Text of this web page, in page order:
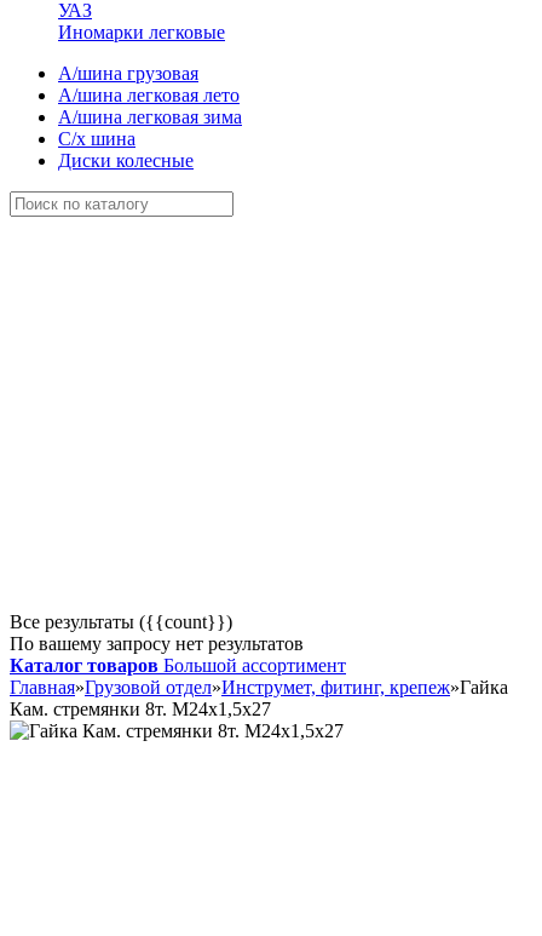
УАЗ
Иномарки легковые
А/шина грузовая
А/шина легковая лето
А/шина легковая зима
С/х шина
Диски колесные
Все результаты ({{count}})
По вашему запросу нет результатов
Каталог товаров Большой ассортимент
Главная»Грузовой отдел»Инструмет, фитинг, крепеж»Гайка
Кам. стремянки 8т. М24х1,5х27